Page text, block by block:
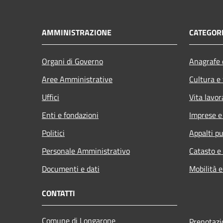
AMMINISTRAZIONE
Organi di Governo
Aree Amministrative
Uffici
Enti e fondazioni
Politici
Personale Amministrativo
Documenti e dati
Cultura
Vita
Imprese
Appalti
Catasto
Mobilità
CONTATTI
Comune di Longarone